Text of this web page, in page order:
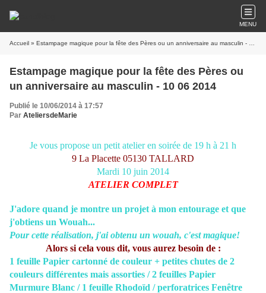
MENU
Accueil » Estampage magique pour la fête des Pères ou un anniversaire au masculin - 10 06 2014
Estampage magique pour la fête des Pères ou
un anniversaire au masculin - 10 06 2014
Publié le 10/06/2014 à 17:57
Par AteliersdeMarie
Je vous propose un petit atelier en soirée de 19 h à 21 h
9 La Placette 05130 TALLARD
Mardi 10 juin 2014
ATELIER COMPLET
J'adore quand je montre un projet à mon entourage et que
j'obtiens un Wouah...
Pour cette réalisation, j'ai obtenu un wouah, c'est magique!
Alors si cela vous dit, vous aurez besoin de :
1 feuille Papier cartonné de couleur + petites chutes de 2
couleurs différentes mais assorties / 2 feuilles Papier
Murmure Blanc / 1 feuille Rhodoïd / perforatrices Fenêtre